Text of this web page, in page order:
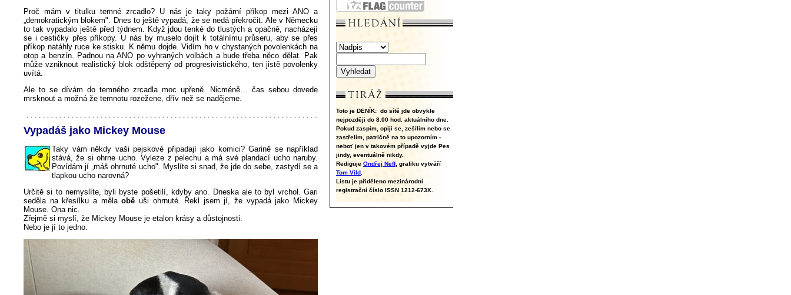
Toto je DENÍK: do sítě jde obvykle
nejpozději do 8.00 hod. aktuálního dne.
Pokud zaspím, opiji se, zešílím nebo se
zastřelím, patričně na to upozorním -
neboť jen v takovém případě vyjde Pes
jindy, eventuálně nikdy.
Rediguje Ondřej Neff, grafiku vytváří
Tom Vild
Listu je přiděleno mezinárodní
registrační číslo ISSN 1212-673X.
Proč mám v titulku temné zrcadlo? U nás je taky požární příkop mezi ANO a
„demokratickým blokem". Dnes to ještě vypadá, že se nedá překročit. Ale v Německu
to tak vypadalo ještě před týdnem. Když jdou tenké do tlustých a opačně, nacházejí
se i cestičky přes příkopy. U nás by muselo dojít k totálnímu průseru, aby se přes
příkop natáhly ruce ke stisku. K němu dojde. Vidím ho v chystaných povolenkách na
otop a benzín. Padnou na ANO po vyhraných volbách a bude třeba něco dělat. Pak
může vzniknout realistický blok odštěpený od progresivistického, ten jistě povolenky
uvítá.
Ale to se dívám do temného zrcadla moc upřeně. Nicméně… čas sebou dovede
mrsknout a možná že temnotu rozežene, dřív než se nadějeme.
Vypadáš jako Mickey Mouse
Taky vám někdy vaši pejskové připadají jako komici? Garině se například
stává, že si ohrne ucho. Vyleze z pelechu a má své plandací ucho naruby.
Povídám jí „máš ohrnuté ucho". Myslíte si snad, že jde do sebe, zastydí se a
tlapkou ucho narovná?
Určitě si to nemyslíte, byli byste pošetilí, kdyby ano. Dneska ale to byl vrchol. Gari
seděla na křesílku a mělaobě uši ohrnuté. Řekl jsem jí, že vypadá jako Mickey
Mouse. Ona nic.
Zřejmě si myslí, že Mickey Mouse je etalon krásy a důstojnosti.
Nebo je jí to jedno.